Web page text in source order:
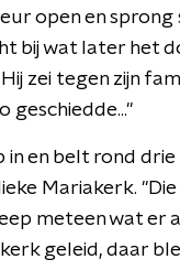
open en
bij wat later het
zei tegen zijn
geschiedde..."
en belt rond drie
Mariakerk.
meteen wat er
geleid, daar